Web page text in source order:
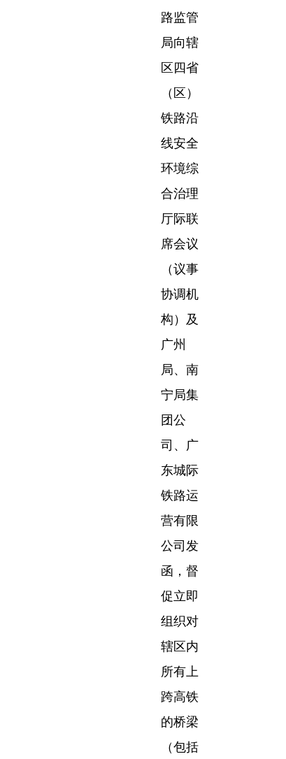
路监管
局向辖
区四省
（区）
铁路沿
线安全
环境综
合治理
厅际联
席会议
（议事
协调机
构）及
广州
局、南
宁局集
团公
司、广
东城际
铁路运
营有限
公司发
函，督
促立即
组织对
辖区内
所有上
跨高铁
的桥梁
（包括